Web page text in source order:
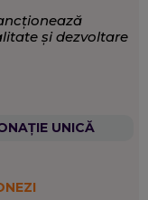
și dezvoltare
UNICĂ